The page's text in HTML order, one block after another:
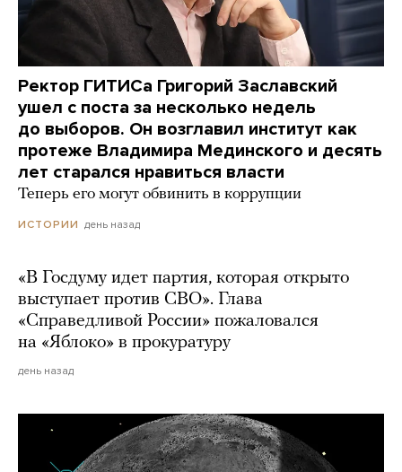
Ректор ГИТИСа Григорий Заславский
ушел с поста за несколько недель
до выборов. Он возглавил институт как
протеже Владимира Мединского и десять
лет старался нравиться власти
Теперь его могут обвинить в коррупции
ИСТОРИИ день назад
«В Госдуму идет партия, которая открыто
выступает против СВО». Глава
«Справедливой России» пожаловался
на «Яблоко» в прокуратуру
день назад